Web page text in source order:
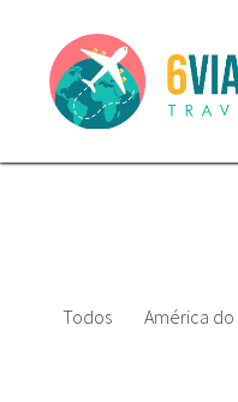
Todos América